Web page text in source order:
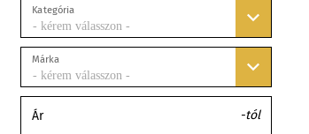
Kategória
- kérem válasszon -
Márka
- kérem válasszon -
Ár -tól